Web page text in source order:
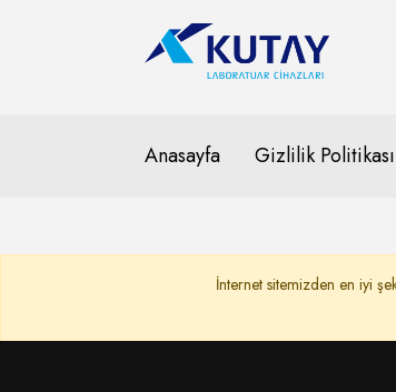
Anasayfa Gizlilik Politikası
İnternet sitemizden en iyi